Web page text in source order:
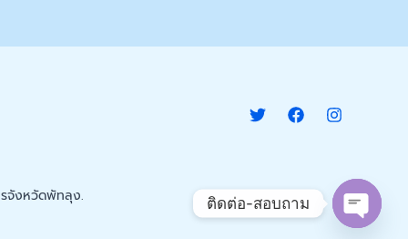
จังหวัดพัทลุง. ติดต่อ-สอบถาม
Open